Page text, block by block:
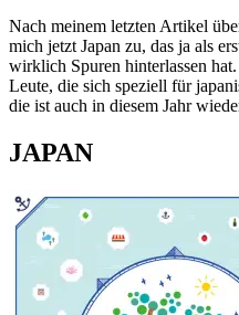
Nach meinem letzten Artikel
mich jetzt Japan zu, das ja als
wirklich Spuren hinterlassen
Leute, die sich speziell für
die ist auch in diesem Jahr
JAPAN